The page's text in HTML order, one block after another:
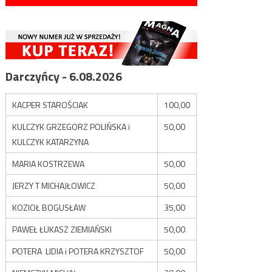
Darczyńcy - 6.08.2026
KACPER STAROŚCIAK
100,00
KULCZYK GRZEGORZ POLIŃSKA i
KULCZYK KATARZYNA
50,00
MARIA KOSTRZEWA
50,00
JERZY T MICHAJŁOWICZ
50,00
KOZIOŁ BOGUSŁAW
35,00
PAWEŁ ŁUKASZ ZIEMIAŃSKI
50,00
POTERA LIDIA i POTERA KRZYSZTOF
50,00